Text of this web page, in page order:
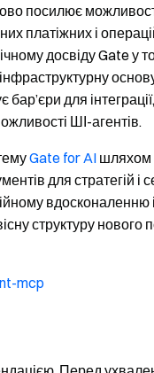
посилює
платіжних і
досвіду Gate у
для
ШІ-агентів.
Gate for AI шляхом
для стратегій
структуру нового
mcp